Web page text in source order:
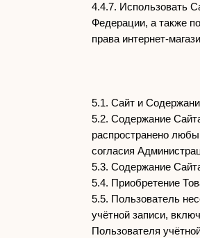
4.4.7. Использовать
Федерации, а также
права интернет-
5.1. Сайт и
5.2. Содержание
распространено
согласия
5.3. Содержание
5.4. Приобретение
5.5. Пользователь
учётной записи,
Пользователя